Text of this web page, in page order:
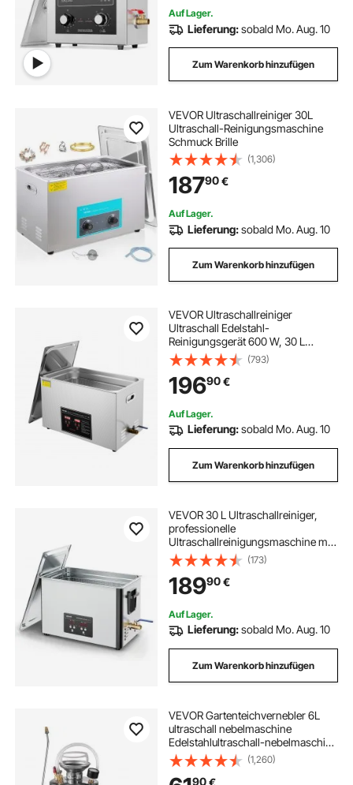
Auf Lager.
Lieferung:sobald Mo. Aug. 10
Zum Warenkorb hinzufügen
VEVOR Ultraschallreiniger 30L
Ultraschall-Reinigungsmaschine
Schmuck Brille
(1,306)
18790€
Auf Lager.
Lieferung:sobald Mo. Aug. 10
Zum Warenkorb hinzufügen
VEVOR Ultraschallreiniger
Ultraschall Edelstahl-
Reinigungsgerät 600 W, 30 L
Ultraschallreinigungsgerät mit
digitaler Anzeige 0-30 Min,
Reinigung Ultraschall für Schmuck,
Brillen, Uhren usw.
(793)
19690€
Auf Lager.
Lieferung:sobald Mo. Aug. 10
Zum Warenkorb hinzufügen
VEVOR 30 L Ultraschallreiniger,
professionelle
Ultraschallreinigungsmaschine mit
Reinigungskorb & Digitalanzeige,
480 W Edelstahl 40 kHz Industrielle
Reinigungsmaschine für Teile
Vergaser Instrumente
(173)
18990€
Auf Lager.
Lieferung:sobald Mo. Aug. 10
Zum Warenkorb hinzufügen
VEVOR Gartenteichvernebler 6L
ultraschall nebelmaschine
Edelstahlultraschall-nebelmaschine
geeignet für Haus, Garten,
Touristenfahrzeuge,
(1,260)
90€